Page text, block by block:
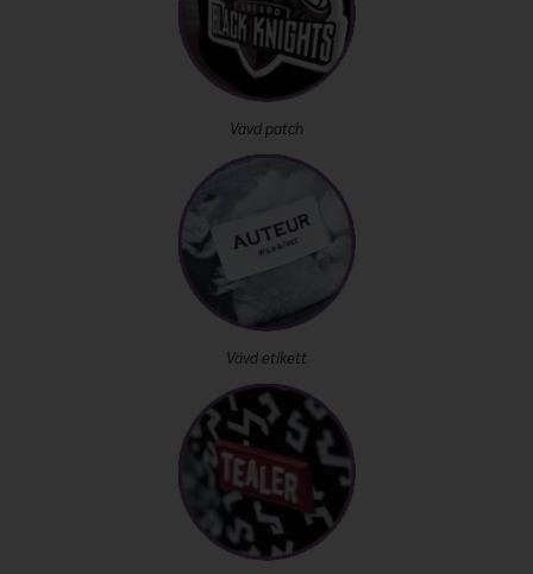
Vävd patch
Vävd etikett